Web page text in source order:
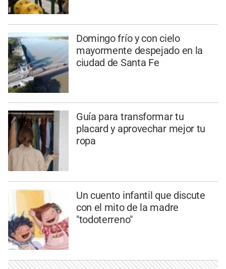
Domingo frío y con cielo
mayormente despejado en la
ciudad de Santa Fe
Guía para transformar tu
placard y aprovechar mejor tu
ropa
Un cuento infantil que discute
con el mito de la madre
"todoterreno"